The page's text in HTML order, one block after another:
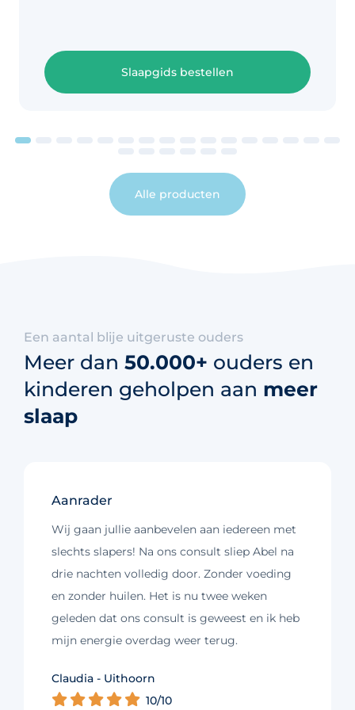
Alle producten
Slaapgids bestellen
Een aantal blije uitgeruste ouders
Meer dan 50.000+ ouders en
kinderen geholpen aan meer
slaap
Aanrader
Wij gaan jullie aanbevelen aan iedereen met
slechts slapers! Na ons consult sliep Abel na
drie nachten volledig door. Zonder voeding
en zonder huilen. Het is nu twee weken
geleden dat ons consult is geweest en ik heb
mijn energie overdag weer terug.
Claudia - Uithoorn
10/10
Charlotte - Amsterdam
Murelle - Groningen
10/10
Kim - Loosdrecht
10/10
Cynthia - Nootdorp
10/10
Daniëlle - Haarlem
10/10